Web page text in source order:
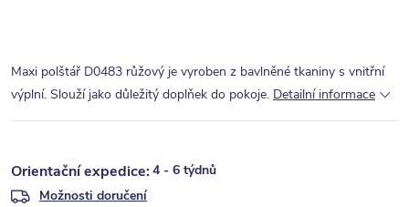
Maxi polštář D0483 růžový je vyroben z bavlněné tkaniny s vnitřní
výplní. Slouží jako důležitý doplňek do pokoje. Detailní informace
4 - 6 týdnů
Možnosti doručení